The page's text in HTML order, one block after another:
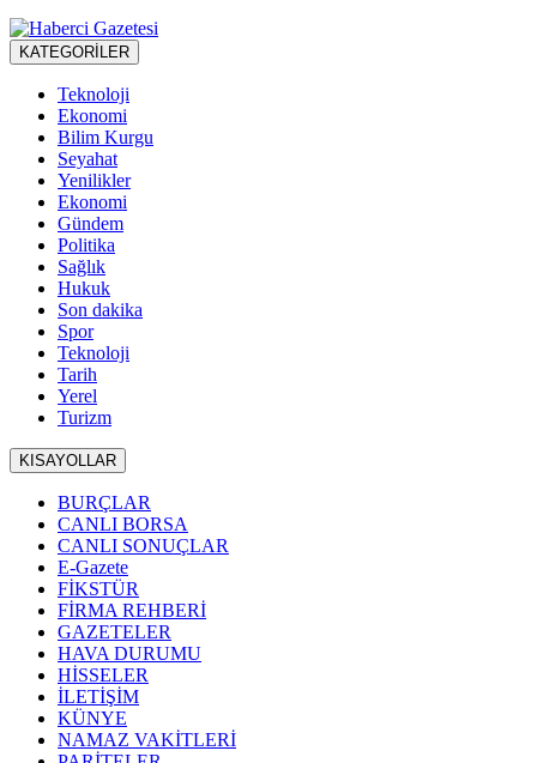
KATEGORİLER
Teknoloji
Ekonomi
Bilim Kurgu
Seyahat
Yenilikler
Ekonomi
Gündem
Politika
Sağlık
Hukuk
Son dakika
Spor
Teknoloji
Tarih
Yerel
Turizm
KISAYOLLAR
BURÇLAR
CANLI BORSA
CANLI SONUÇLAR
E-Gazete
FİKSTÜR
FİRMA REHBERİ
GAZETELER
HAVA DURUMU
HİSSELER
İLETİŞİM
KÜNYE
NAMAZ VAKİTLERİ